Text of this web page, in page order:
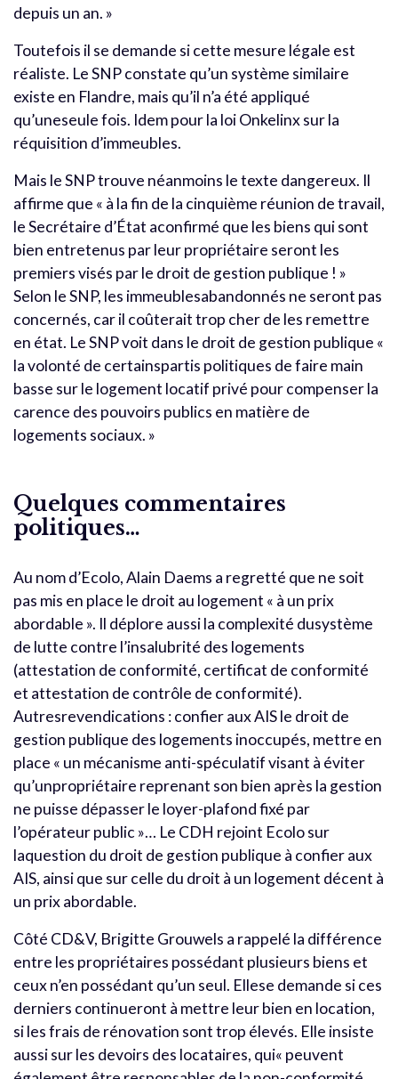
depuis un an. »
Toutefois il se demande si cette mesure légale est
réaliste. Le SNP constate qu’un système similaire
existe en Flandre, mais qu’il n’a été appliqué
qu’uneseule fois. Idem pour la loi Onkelinx sur la
réquisition d’immeubles.
Mais le SNP trouve néanmoins le texte dangereux. Il
affirme que « à la fin de la cinquième réunion de travail,
le Secrétaire d’État aconfirmé que les biens qui sont
bien entretenus par leur propriétaire seront les
premiers visés par le droit de gestion publique ! »
Selon le SNP, les immeublesabandonnés ne seront pas
concernés, car il coûterait trop cher de les remettre
en état. Le SNP voit dans le droit de gestion publique «
la volonté de certainspartis politiques de faire main
basse sur le logement locatif privé pour compenser la
carence des pouvoirs publics en matière de
logements sociaux. »
Quelques commentaires
politiques…
Au nom d’Ecolo, Alain Daems a regretté que ne soit
pas mis en place le droit au logement « à un prix
abordable ». Il déplore aussi la complexité dusystème
de lutte contre l’insalubrité des logements
(attestation de conformité, certificat de conformité
et attestation de contrôle de conformité).
Autresrevendications : confier aux AIS le droit de
gestion publique des logements inoccupés, mettre en
place « un mécanisme anti-spéculatif visant à éviter
qu’unpropriétaire reprenant son bien après la gestion
ne puisse dépasser le loyer-plafond fixé par
l’opérateur public »… Le CDH rejoint Ecolo sur
laquestion du droit de gestion publique à confier aux
AIS, ainsi que sur celle du droit à un logement décent à
un prix abordable.
Côté CD&V, Brigitte Grouwels a rappelé la différence
entre les propriétaires possédant plusieurs biens et
ceux n’en possédant qu’un seul. Ellese demande si ces
derniers continueront à mettre leur bien en location,
si les frais de rénovation sont trop élevés. Elle insiste
aussi sur les devoirs des locataires, qui« peuvent